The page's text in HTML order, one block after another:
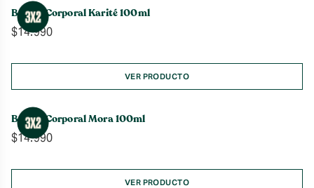
Bruma Corporal Karité 100ml
$14.990
VER PRODUCTO
Bruma Corporal Mora 100ml
$14.990
VER PRODUCTO